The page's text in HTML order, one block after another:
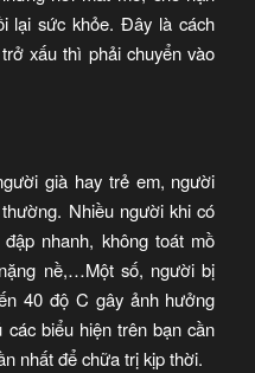
lại sức khỏe. Đây là cách
xấu thì phải chuyển vào
già hay trẻ em, người
Nhiều người khi có
nhanh, không toát mồ
nề,…Một số, người bị
40 độ C gây ảnh hưởng
biểu hiện trên bạn cần
nhất để chữa trị kịp thời.